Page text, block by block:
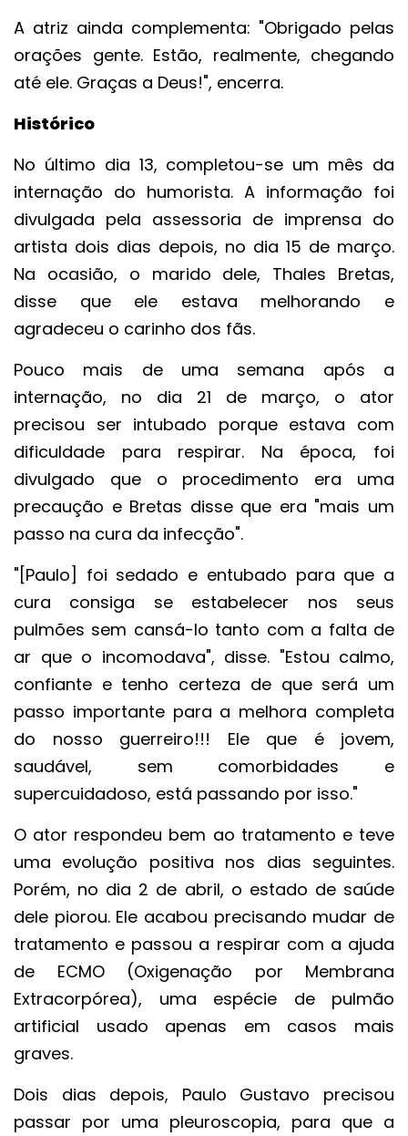
A atriz ainda complementa: "Obrigado pelas
orações gente. Estão, realmente, chegando
até ele. Graças a Deus!", encerra.
Histórico
No último dia 13, completou-se um mês da
internação do humorista. A informação foi
divulgada pela assessoria de imprensa do
artista dois dias depois, no dia 15 de março.
Na ocasião, o marido dele, Thales Bretas,
disse que ele estava melhorando e
agradeceu o carinho dos fãs.
Pouco mais de uma semana após a
internação, no dia 21 de março, o ator
precisou ser intubado porque estava com
dificuldade para respirar. Na época, foi
divulgado que o procedimento era uma
precaução e Bretas disse que era "mais um
passo na cura da infecção".
"[Paulo] foi sedado e entubado para que a
cura consiga se estabelecer nos seus
pulmões sem cansá-lo tanto com a falta de
ar que o incomodava", disse. "Estou calmo,
confiante e tenho certeza de que será um
passo importante para a melhora completa
do nosso guerreiro!!! Ele que é jovem,
saudável, sem comorbidades e
supercuidadoso, está passando por isso."
O ator respondeu bem ao tratamento e teve
uma evolução positiva nos dias seguintes.
Porém, no dia 2 de abril, o estado de saúde
dele piorou. Ele acabou precisando mudar de
tratamento e passou a respirar com a ajuda
de ECMO (Oxigenação por Membrana
Extracorpórea), uma espécie de pulmão
artificial usado apenas em casos mais
graves.
Dois dias depois, Paulo Gustavo precisou
passar por uma pleuroscopia, para que a